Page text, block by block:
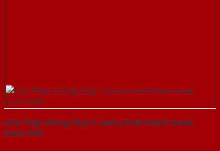
Cửa Thép Chống Cháy 1 canh o kinh thanh thoat
hiem-SGD